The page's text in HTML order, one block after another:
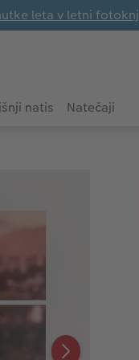
leta v letni
natis Natečaji